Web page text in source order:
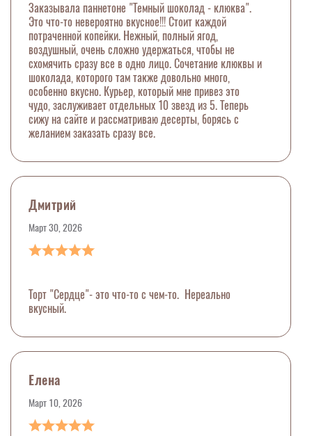
Заказывала паннетоне "Темный шоколад - клюква".
Это что-то невероятно вкусное!!! Стоит каждой
потраченной копейки. Нежный, полный ягод,
воздушный, очень сложно удержаться, чтобы не
схомячить сразу все в одно лицо. Сочетание клюквы и
шоколада, которого там также довольно много,
особенно вкусно. Курьер, который мне привез это
чудо, заслуживает отдельных 10 звезд из 5. Теперь
сижу на сайте и рассматриваю десерты, борясь с
желанием заказать сразу все.
Дмитрий
Март 30, 2026
Торт "Сердце"- это что-то с чем-то. Нереально
вкусный.
Елена
Март 10, 2026